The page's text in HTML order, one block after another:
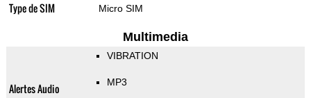
Type de SIM Micro SIM
Multimedia
Alertes Audio
VIBRATION
MP3